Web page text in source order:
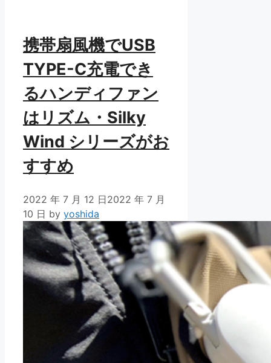
携帯扇風機でUSB
TYPE-C充電でき
るハンディファン
はリズム・Silky
Wind シリーズがお
すすめ
2022 年 7 月 12 日2022 年 7 月
10 日 by yoshida